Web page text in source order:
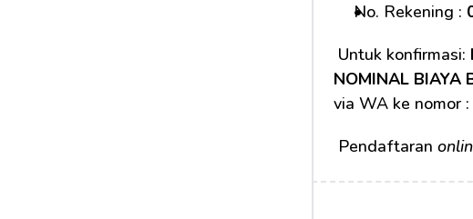
No. Rekening :
Untuk konfirmasi:
NOMINAL BIAYA
via WA ke nomor :
Pendaftaran